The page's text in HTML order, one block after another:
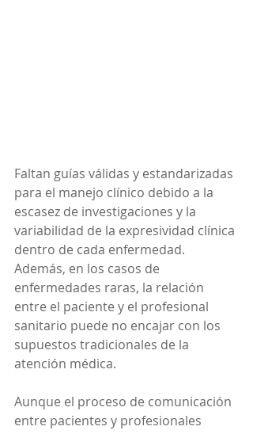
Faltan guías válidas y estandarizadas
para el manejo clínico debido a la
escasez de investigaciones y la
variabilidad de la expresividad clínica
dentro de cada enfermedad.
Además, en los casos de
enfermedades raras, la relación
entre el paciente y el profesional
sanitario puede no encajar con los
supuestos tradicionales de la
atención médica.
Aunque el proceso de comunicación
entre pacientes y profesionales